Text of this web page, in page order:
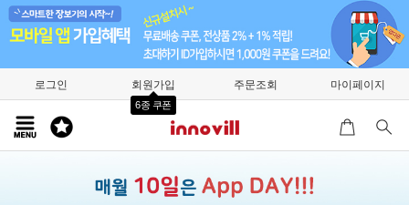
로그인 회원가입
6종 쿠폰
주문조회 마이페이지